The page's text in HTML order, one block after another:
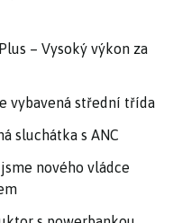
– Vysoký výkon za
vybavená střední třída
sluchátka s ANC
nového vládce